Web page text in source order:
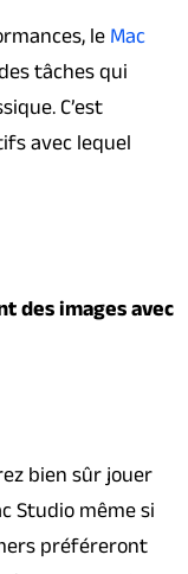
le Mac
tâches qui
C’est
avec lequel
des images avec
bien sûr jouer
Studio même si
préféreront